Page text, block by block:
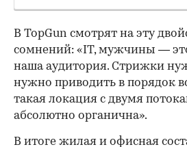
В TopGun смотрят на эту
сомнений: «IT, мужчины —
наша аудитория. Стрижки
нужно приводить в порядок
такая локация с двумя
абсолютно органична».
В итоге жилая и офисная